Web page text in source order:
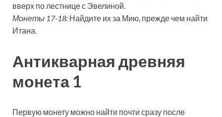
вверх по лестнице с Эвелиной.
Монеты 17-18: Найдите их за Мию, прежде чем найти
Итана.
Антикварная древняя
монета 1
Первую монету можно найти почти сразу после